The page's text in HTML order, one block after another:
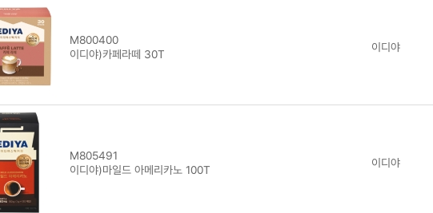
M800400
이디야)카페라떼 30T
이디야
M805491
이디야)마일드 아메리카노 100T
이디야